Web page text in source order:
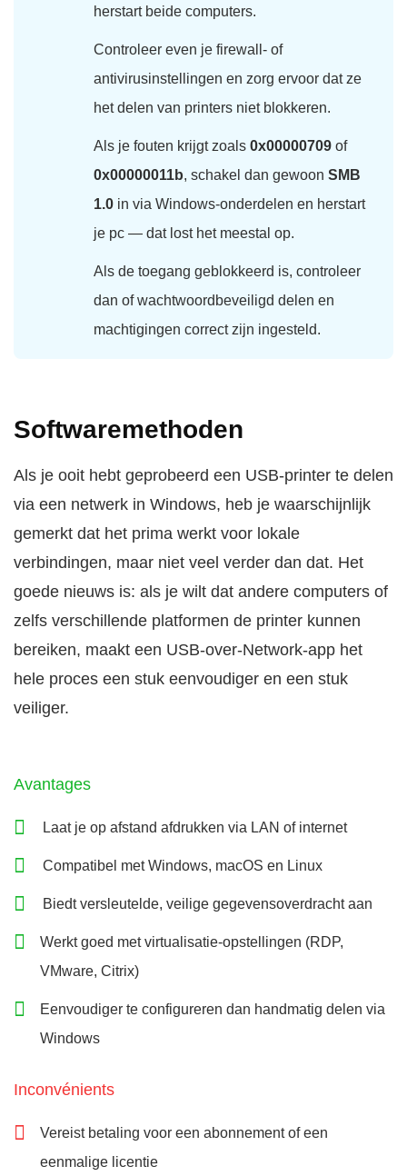
herstart beide computers.
Controleer even je firewall- of
antivirusinstellingen en zorg ervoor dat ze
het delen van printers niet blokkeren.
Als je fouten krijgt zoals 0x00000709 of
0x00000011b, schakel dan gewoon SMB
1.0 in via Windows-onderdelen en herstart
je pc — dat lost het meestal op.
Als de toegang geblokkeerd is, controleer
dan of wachtwoordbeveiligd delen en
machtigingen correct zijn ingesteld.
Softwaremethoden
Als je ooit hebt geprobeerd een USB-printer te delen
via een netwerk in Windows, heb je waarschijnlijk
gemerkt dat het prima werkt voor lokale
verbindingen, maar niet veel verder dan dat. Het
goede nieuws is: als je wilt dat andere computers of
zelfs verschillende platformen de printer kunnen
bereiken, maakt een USB-over-Network-app het
hele proces een stuk eenvoudiger en een stuk
veiliger.
Avantages
Laat je op afstand afdrukken via LAN of internet
Compatibel met Windows, macOS en Linux
Biedt versleutelde, veilige gegevensoverdracht aan
Werkt goed met virtualisatie-opstellingen (RDP,
VMware, Citrix)
Eenvoudiger te configureren dan handmatig delen via
Windows
Inconvénients
Vereist betaling voor een abonnement of een
eenmalige licentie